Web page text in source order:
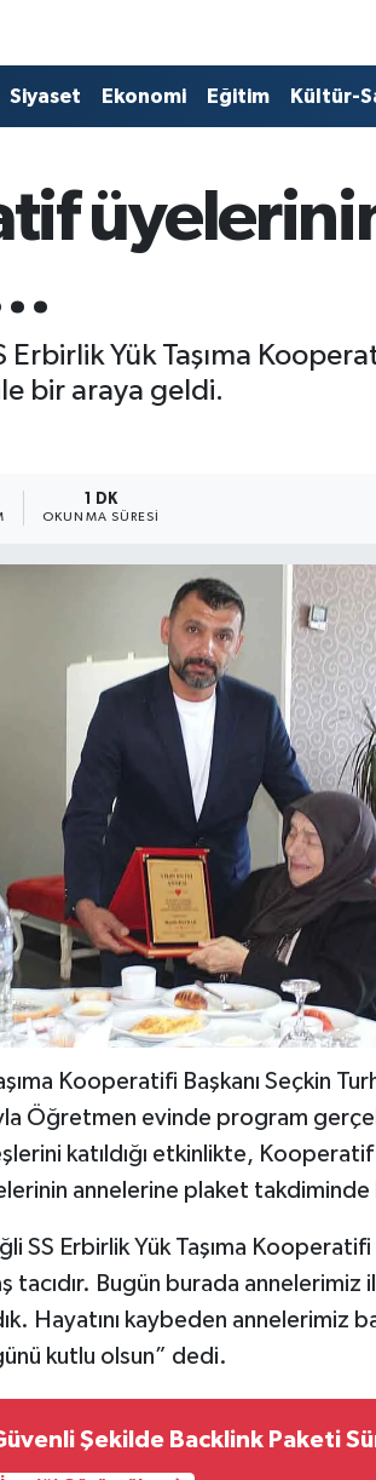
Siyaset Ekonomi Eğitim Kültür-
Erbirlik Yük Taşıma
bir araya geldi.
1 DK
OKUNMA SÜRESI
Kooperatifi Başkanı Seçkin
Öğretmen evinde program
katıldığı etkinlikte, Kooperatif
annelerine plaket
SS Erbirlik Yük Taşıma Kooperatifi
tacıdır. Bugün burada annelerimiz
Hayatını kaybeden annelerimiz
kutlu olsun” dedi.
Şekilde Backlink Paketi